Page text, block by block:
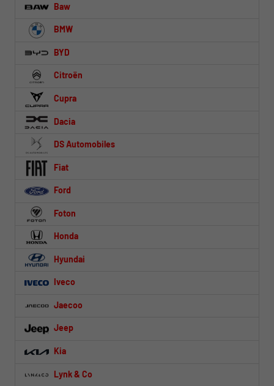
Baw
BMW
BYD
Citroën
Cupra
Dacia
DS Automobiles
Fiat
Ford
Foton
Honda
Hyundai
Iveco
Jaecoo
Jeep
Kia
Lynk & Co